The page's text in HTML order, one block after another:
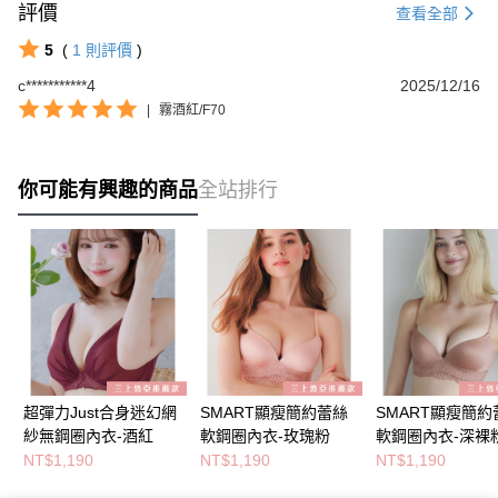
評價 查看全部
5 ( 1 則評價 )
c***********4
2025/12/16
| 霧酒紅/F70
你可能有興趣的商品全站排行
超彈力Just合身迷幻網
紗無鋼圈內衣-酒紅
NT$1,190
SMART顯瘦簡約蕾絲
軟鋼圈內衣-玫瑰粉
NT$1,190
SMART顯瘦簡約
軟鋼圈內衣-深裸
NT$1,190